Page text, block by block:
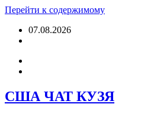
Перейти к содержимому
07.08.2026
США ЧАТ КУЗЯ